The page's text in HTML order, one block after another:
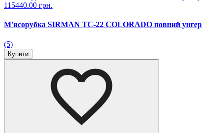
115440.00 грн.
М'ясорубка SIRMAN TC-22 COLORADO повний унгер
(5)
Купити